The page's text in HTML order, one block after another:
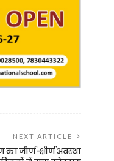
NEXT ARTICLE
जीर्ण-क्षीर्ण अवस्था